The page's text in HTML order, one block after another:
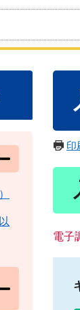
印
電子